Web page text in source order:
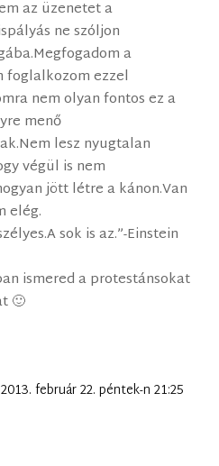
az üzenetet a
ne szóljon
a
foglalkozom ezzel
nem olyan fontos ez a
menő
lesz nyugtalan
végül is nem
jött létre a kánon.Van
elég.
sok is az.”-Einstein
ismered a protestánsokat
🙂
2013. február 22. péntek-n 21:25